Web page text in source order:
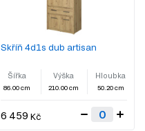
Skříň 4d1s dub artisan
Šířka
86.00 cm
Výška
210.00 cm
Hloubka
50.20 cm
6 459 Kč